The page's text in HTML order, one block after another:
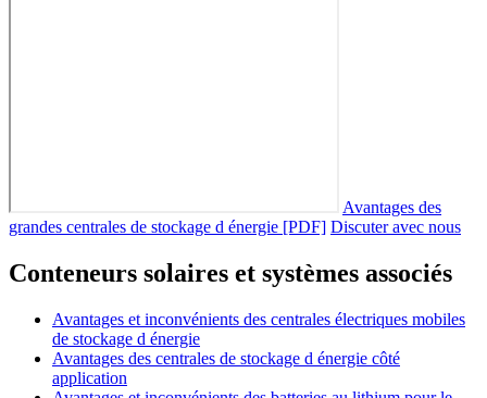
Avantages des
grandes centrales de stockage d énergie [PDF] Discuter avec nous
Conteneurs solaires et systèmes associés
Avantages et inconvénients des centrales électriques mobiles
de stockage d énergie
Avantages des centrales de stockage d énergie côté
application